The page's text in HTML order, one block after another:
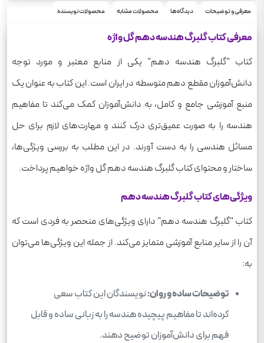
قطع
تعداد صفحه
وزن
معرفی و توضیحات دیدگاه‌ها محصولات مشابه محصولات نویسنده
معرفی کتاب گلبرگ هندسه دهم گل واژه
کتاب "گلبرگ هندسه دهم" یکی از منابع معتبر و مورد توجه
دانش‌آموزان مقطع دهم متوسطه در ایران است. این کتاب به عنوان یک
منبع آموزشی جامع و کامل، به دانش‌آموزان کمک می‌کند تا مفاهیم
هندسه را به صورت عمیق‌تری درک کنند و مهارت‌های لازم برای حل
مسائل هندسی را به دست آورند. در این مطلب به بررسی ویژگی‌ها،
ساختار و محتوای کتاب گلبرگ هندسه دهم گل واژه خواهیم پرداخت.
ویژگی‌های کتاب گلبرگ هندسه دهم
کتاب "گلبرگ هندسه دهم" دارای ویژگی‌های منحصر به فردی است که
آن را از سایر منابع آموزشی متمایز می‌کند. از جمله این ویژگی‌ها می‌توان
به:
توضیحات ساده و روان:نویسندگان این کتاب سعی
کرده‌اند تا مفاهیم پیچیده هندسه را به زبانی ساده و قابل
فهم برای دانش‌آموزان توضیح دهند.